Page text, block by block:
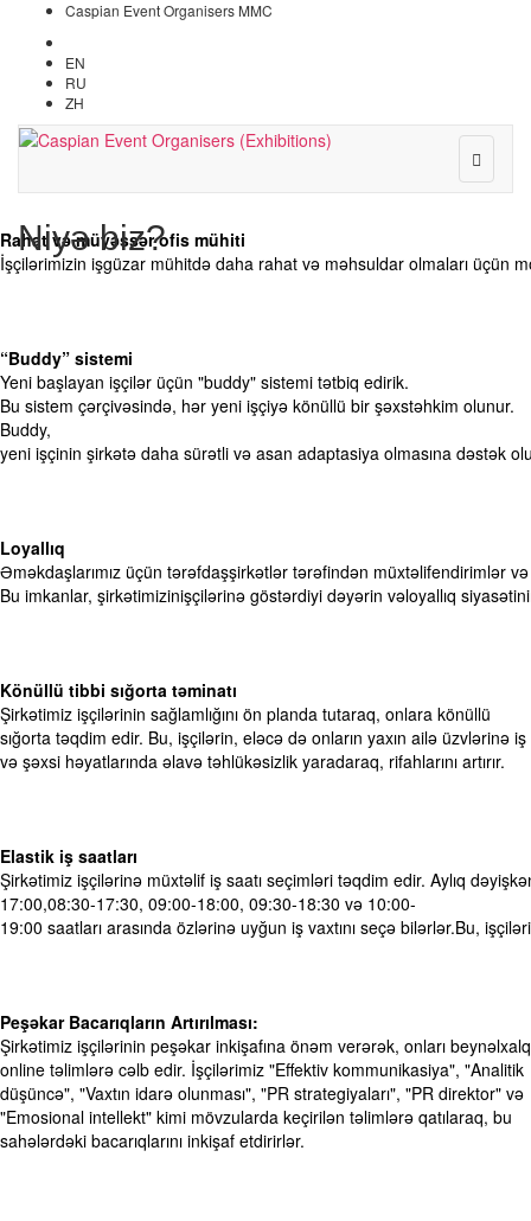
Caspian Event Organisers MMC
EN
RU
ZH
Niyə biz?
Rahat və müyəssər ofis mühiti ​
İşçilərimizin işgüzar mühitdə daha rahat və məhsuldar olmaları üçün
“Buddy” sistemi​
Yeni başlayan işçilər üçün "buddy" sistemi tətbiq edirik.
Bu sistem çərçivəsində, hər yeni işçiyə könüllü bir şəxstəhkim olunur.
Buddy,
yeni işçinin şirkətə daha sürətli və asan adaptasiya olmasına dəstək
Loyallıq
Əməkdaşlarımız üçün tərəfdaşşirkətlər tərəfindən müxtəlifendirimlər
Bu imkanlar, şirkətimizinişçilərinə göstərdiyi dəyərin vəloyallıq
Könüllü tibbi sığorta təminatı​
Şirkətimiz işçilərinin sağlamlığını ön planda tutaraq, onlara könüllü
sığorta təqdim edir. Bu, işçilərin, eləcə də onların yaxın ailə üzvlərinə iş
və şəxsi həyatlarında əlavə təhlükəsizlik yaradaraq, rifahlarını artırır.​
Elastik iş saatları​
Şirkətimiz işçilərinə müxtəlif iş saatı seçimləri təqdim edir. Aylıq
17:00,08:30-17:30, 09:00-18:00, 09:30-18:30 və 10:00-
19:00 saatları arasında özlərinə uyğun iş vaxtını seçə bilərlər.Bu,
Peşəkar Bacarıqların Artırılması:​
Şirkətimiz işçilərinin peşəkar inkişafına önəm verərək, onları beynəlxalq
online təlimlərə cəlb edir. İşçilərimiz "Effektiv kommunikasiya", "Analitik
düşüncə", "Vaxtın idarə olunması", "PR strategiyaları", "PR direktor" və
"Emosional intellekt" kimi mövzularda keçirilən təlimlərə qatılaraq, bu
sahələrdəki bacarıqlarını inkişaf etdirirlər. ​